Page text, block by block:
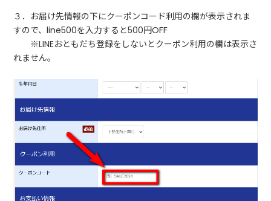
３．お届け先情報の下にクーポンコード利用の欄が表示されま
すので、line500を入力すると500円OFF
※LINEおともだち登録をしないとクーポン利用の欄は表示さ
れません。